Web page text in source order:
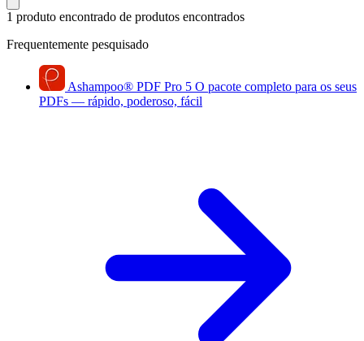
1 produto encontrado de produtos encontrados
Frequentemente pesquisado
Ashampoo® PDF Pro 5 O pacote completo para os seus
PDFs — rápido, poderoso, fácil